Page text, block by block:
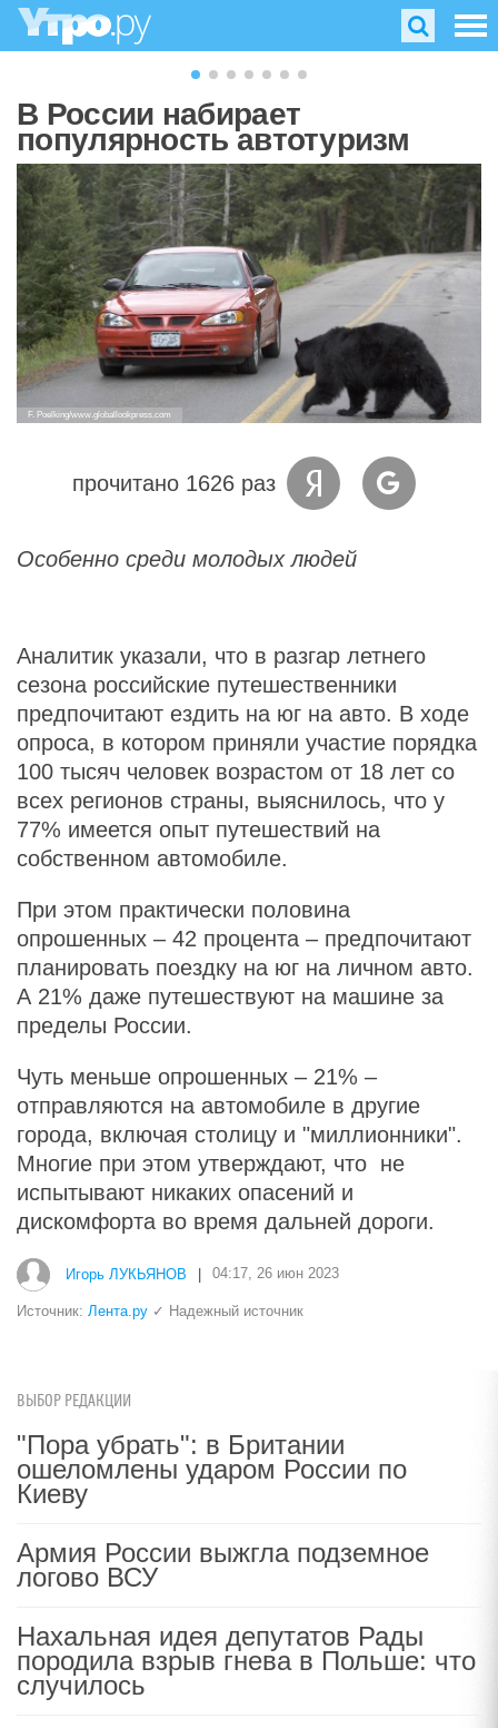
В России набирает
популярность автотуризм
F. Poelking/www.globallookpress.com
прочитано 1626 раз
Особенно среди молодых людей
Аналитик указали, что в разгар летнего
сезона российские путешественники
предпочитают ездить на юг на авто. В ходе
опроса, в котором приняли участие порядка
100 тысяч человек возрастом от 18 лет со
всех регионов страны, выяснилось, что у
77% имеется опыт путешествий на
собственном автомобиле.
При этом практически половина
опрошенных – 42 процента – предпочитают
планировать поездку на юг на личном авто.
А 21% даже путешествуют на машине за
пределы России.
Чуть меньше опрошенных – 21% –
отправляются на автомобиле в другие
города, включая столицу и "миллионники".
Многие при этом утверждают, что не
испытывают никаких опасений и
дискомфорта во время дальней дороги.
Игорь ЛУКЬЯНОВ 04:17, 26 июн 2023
Источник: Лента.ру ✓ Надежный источник
ВЫБОР РЕДАКЦИИ
"Пора убрать": в Британии
ошеломлены ударом России по
Киеву
Армия России выжгла подземное
логово ВСУ
Нахальная идея депутатов Рады
породила взрыв гнева в Польше: что
случилось